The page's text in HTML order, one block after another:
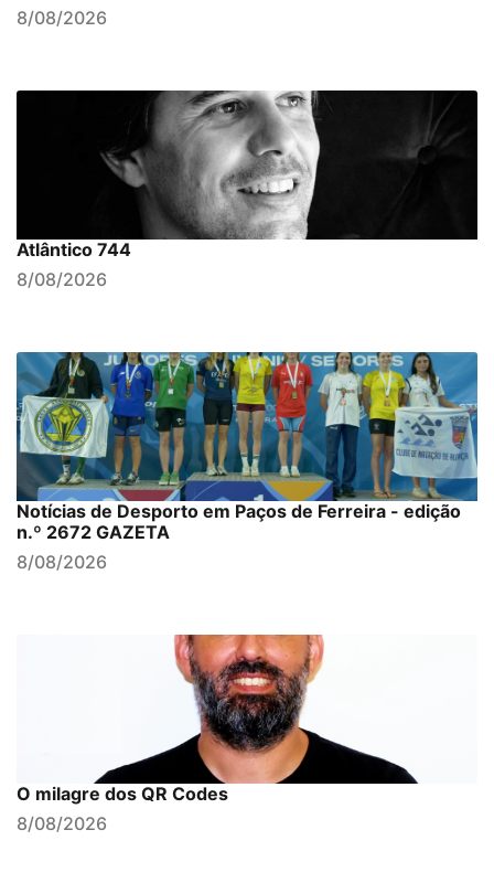
8/08/2026
Atlântico 744
8/08/2026
Notícias de Desporto em Paços de Ferreira - edição
n.º 2672 GAZETA
8/08/2026
O milagre dos QR Codes
8/08/2026